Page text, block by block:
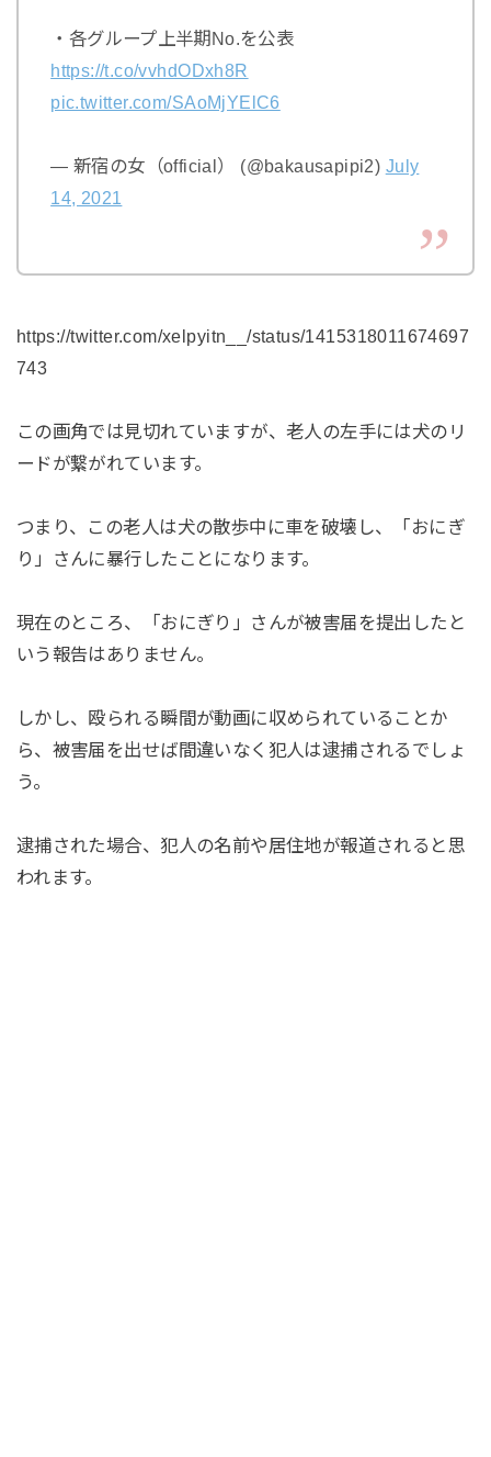
・各グループ上半期No.を公表
https://t.co/vvhdODxh8R
pic.twitter.com/SAoMjYElC6
— 新宿の女（official） (@bakausapipi2) July
14, 2021
https://twitter.com/xelpyitn__/status/1415318011674697
743
この画角では見切れていますが、老人の左手には犬のリ
ードが繋がれています。
つまり、この老人は犬の散歩中に車を破壊し、「おにぎ
り」さんに暴行したことになります。
現在のところ、「おにぎり」さんが被害届を提出したと
いう報告はありません。
しかし、殴られる瞬間が動画に収められていることか
ら、被害届を出せば間違いなく犯人は逮捕されるでしょ
う。
逮捕された場合、犯人の名前や居住地が報道されると思
われます。